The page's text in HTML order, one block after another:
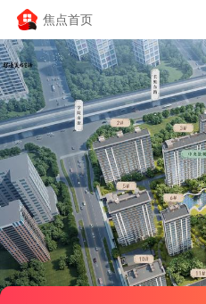
焦点首页